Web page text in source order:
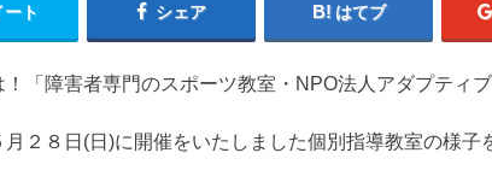
ート シェア はてブ
！「障害者専門のスポーツ教室・NPO法人アダプティ
２８日(日)に開催をいたしました個別指導教室の様子